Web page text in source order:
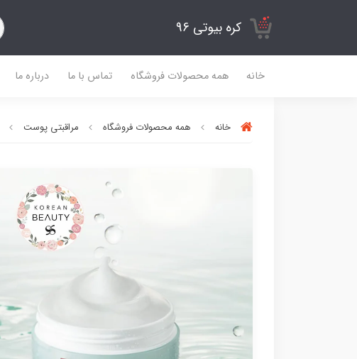
کره بیوتی 96
خانه همه محصولات فروشگاه تماس با ما درباره ما
خانه همه محصولات فروشگاه مراقبتی پوست